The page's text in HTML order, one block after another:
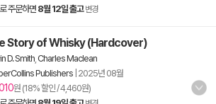
로 주문하면 8월 12일 출고 변경
Story of Whisky (Hardcover)
D. Smith Charles Maclean
Publishers 2025년 08월
원 (18% 할인 / 4,460원)